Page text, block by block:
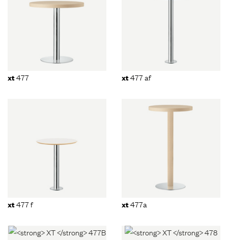
xt477 xt477 af
xt477 f xt477a